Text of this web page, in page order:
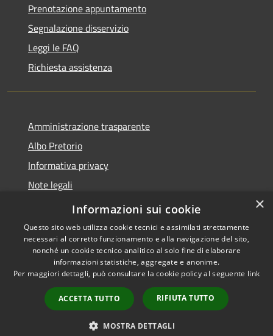
Prenotazione appuntamento
Segnalazione disservizio
Leggi le FAQ
Richiesta assistenza
Amministrazione trasparente
Albo Pretorio
Informativa privacy
Note legali
Dichiarazione di accessibilità
Accessibilità
Copyright © 2026 • Città di
Cornate d'Adda • Powered by
Municipium•
Accesso
redazione
×
Informazioni sui cookie
Questo sito web utilizza cookie tecnici e assimilati strettamente
necessari al corretto funzionamento e alla navigazione del sito,
nonché un cookie tecnico analitico al solo fine di elaborare
informazioni statistiche, aggregate e anonime.
Per maggiori dettagli, può consultare la cookie policy al seguente link
ACCETTA TUTTO RIFIUTA TUTTO
MOSTRA DETTAGLI